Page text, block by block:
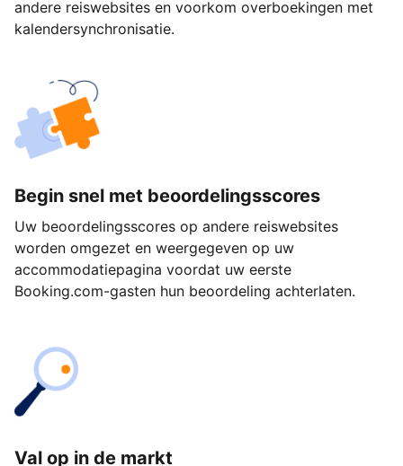
andere reiswebsites en voorkom overboekingen met
kalendersynchronisatie.
Begin snel met beoordelingsscores
Uw beoordelingsscores op andere reiswebsites
worden omgezet en weergegeven op uw
accommodatiepagina voordat uw eerste
Booking.com-gasten hun beoordeling achterlaten.
Val op in de markt